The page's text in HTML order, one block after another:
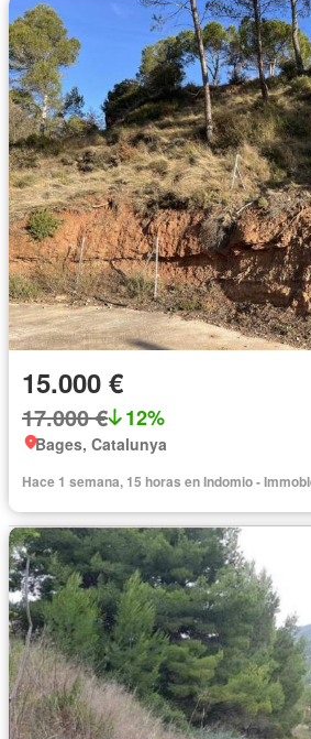
15.000 €
17.000 € 12%
Bages, Catalunya
Hace 1 semana, 15 horas en Indomio -